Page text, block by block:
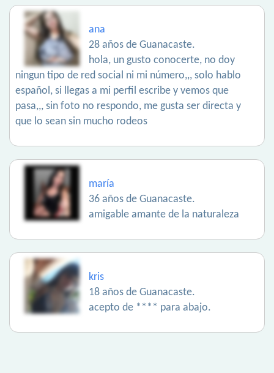
ana
28 años de Guanacaste.
hola, un gusto conocerte, no doy
ningun tipo de red social ni mi número,,, solo hablo
español, si llegas a mi perfil escribe y vemos que
pasa,,, sin foto no respondo, me gusta ser directa y
que lo sean sin mucho rodeos
maría
36 años de Guanacaste.
amigable amante de la naturaleza
kris
18 años de Guanacaste.
acepto de **** para abajo.